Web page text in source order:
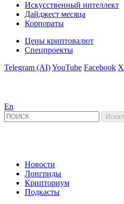
Искусственный интеллект
Дайджест месяца
Корпораты
Цены криптовалют
Спецпроекты
Telegram (AI)YouTube Facebook X
En
Новости
Лонгриды
Крипториум
Подкасты